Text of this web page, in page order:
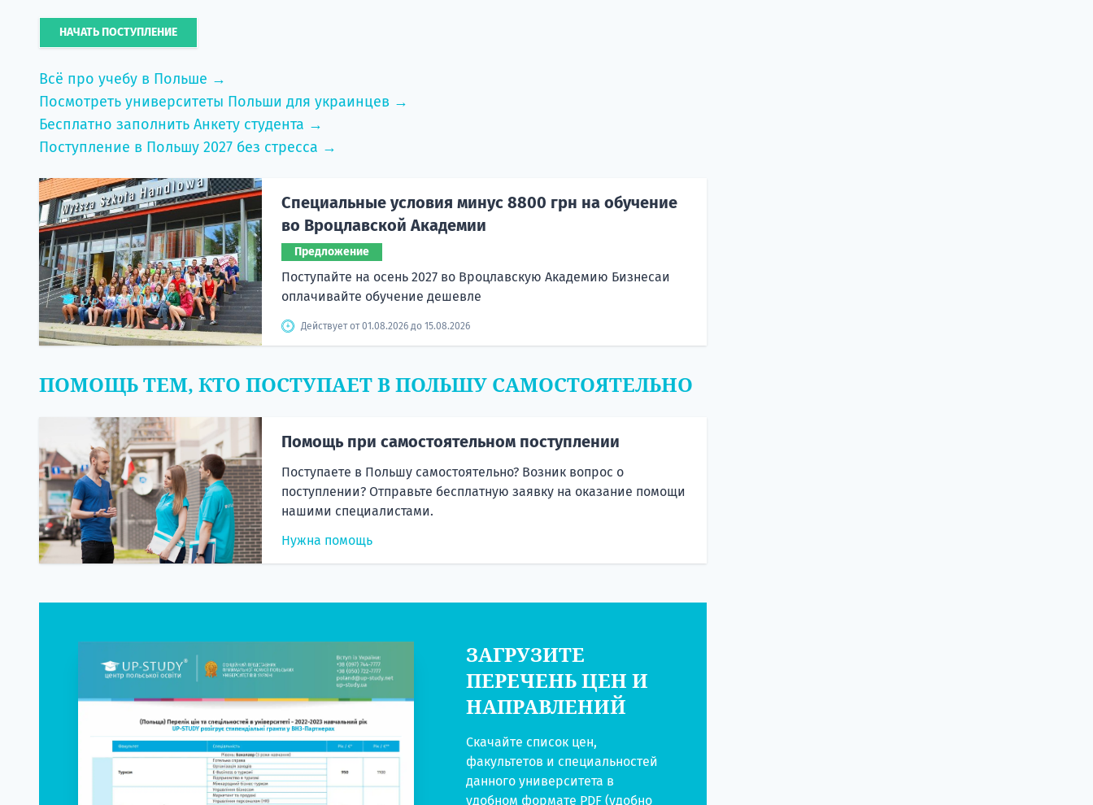
НАЧАТЬ ПОСТУПЛЕНИЕ
Всё про учебу в Польше →
Посмотреть университеты Польши для украинцев →
Бесплатно заполнить Анкету студента →
Поступление в Польшу 2027 без стресса →
Специальные условия минус 8800 грн на обучение
во Вроцлавской Академии
Предложение
Поступайте на осень 2027 во Вроцлавскую Академию Бизнесаи
оплачивайте обучение дешевле
Действует от 01.08.2026 до 15.08.2026
ПОМОЩЬ ТЕМ, КТО ПОСТУПАЕТ В ПОЛЬШУ САМОСТОЯТЕЛЬНО
Помощь при самостоятельном поступлении
Поступаете в Польшу самостоятельно? Возник вопрос о
поступлении? Отправьте бесплатную заявку на оказание помощи
нашими специалистами.
Нужна помощь
ЗАГРУЗИТЕ
ПЕРЕЧЕНЬ ЦЕН И
НАПРАВЛЕНИЙ
Скачайте список цен,
факультетов и специальностей
данного университета в
удобном формате PDF (удобно